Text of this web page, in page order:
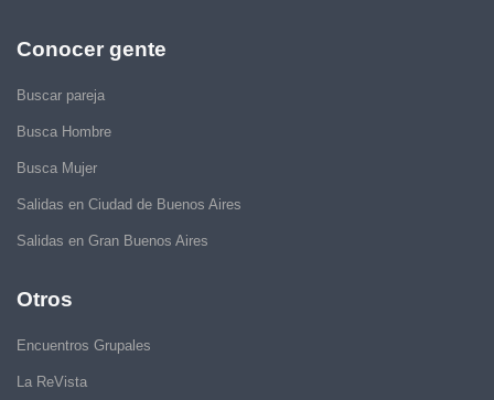
Conocer gente
Buscar pareja
Busca Hombre
Busca Mujer
Salidas en Ciudad de Buenos Aires
Salidas en Gran Buenos Aires
Otros
Encuentros Grupales
La ReVista